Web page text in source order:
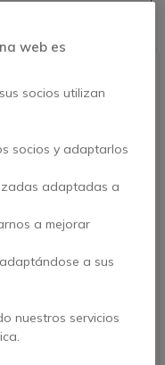
€
€
web es
socios utilizan
socios y adaptarlos
adaptadas a
a mejorar
a sus
nuestros servicios